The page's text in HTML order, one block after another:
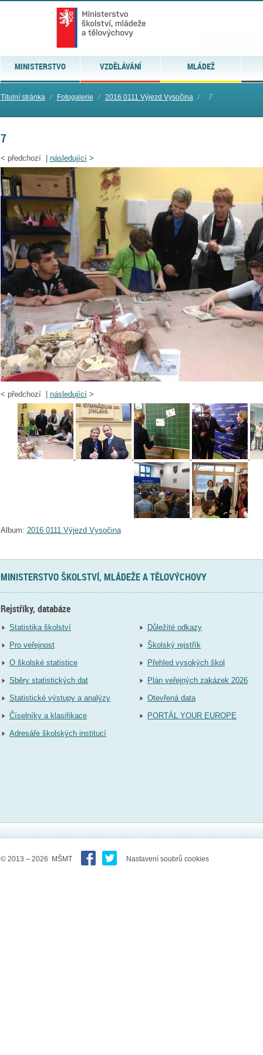
MINISTERSTVO VZDĚLÁVÁNÍ MLÁDEŽ
Titulní stránka ⁄ Fotogalerie ⁄ 2016 0111 Výjezd Vysočina ⁄ 7
7
< předchozí | následující>
< předchozí | následující>
Album: 2016 0111 Výjezd Vysočina
MINISTERSTVO ŠKOLSTVÍ, MLÁDEŽE A TĚLOVÝCHOVY
Rejstříky, databáze
Statistika školství
Pro veřejnost
O školské statistice
Sběry statistických dat
Statistické výstupy a analýzy
Číselníky a klasifikace
Adresáře školských institucí
Důležité odkazy
Školský rejstřík
Přehled vysokých škol
Plán veřejných zakázek 2026
Otevřená data
PORTÁL YOUR EUROPE
© 2013 – 2026 MŠMT Nastavení soubrů cookies